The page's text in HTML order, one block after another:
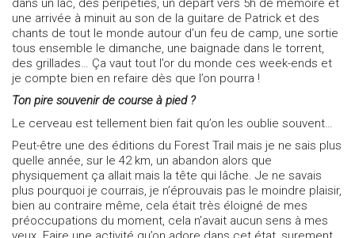
une arrivée à minuit au son de la guitare de Patrick et des
chants de tout le monde autour d’un feu de camp, une sortie
tous ensemble le dimanche, une baignade dans le torrent,
des grillades… Ça vaut tout l’or du monde ces week-ends et
je compte bien en refaire dès que l’on pourra !
Ton pire souvenir de course à pied ?
Le cerveau est tellement bien fait qu’on les oublie souvent…
Peut-être une des éditions du Forest Trail mais je ne sais plus
quelle année, sur le 42 km, un abandon alors que
physiquement ça allait mais la tête qui lâche. Je ne savais
plus pourquoi je courrais, je n’éprouvais pas le moindre plaisir,
bien au contraire même, cela était très éloigné de mes
préoccupations du moment, cela n’avait aucun sens à mes